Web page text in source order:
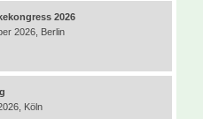
2026
2026, Berlin
Köln